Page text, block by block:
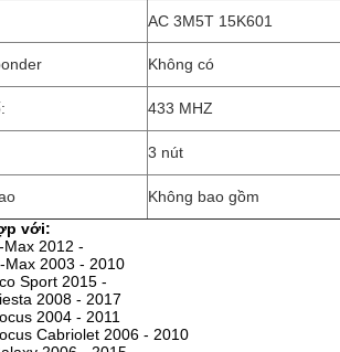
AC 3M5T 15K601
Không có
433 MHZ
3 nút
Không bao gồm
với:
Max 2012 -
Max 2003 - 2010
Sport 2015 -
2008 - 2017
2004 - 2011
Cabriolet 2006 - 2010